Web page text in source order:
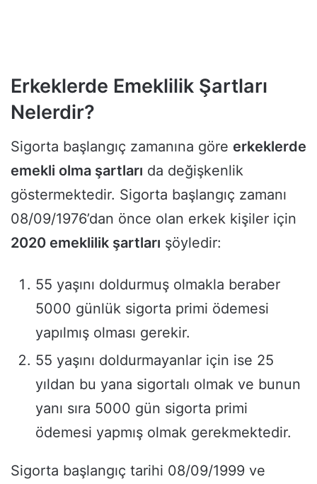
Erkeklerde Emeklilik Şartları
Nelerdir?
Sigorta başlangıç zamanına göre erkeklerde
emekli olma şartları da değişkenlik
göstermektedir. Sigorta başlangıç zamanı
08/09/1976’dan önce olan erkek kişiler için
2020 emeklilik şartları şöyledir:
55 yaşını doldurmuş olmakla beraber
5000 günlük sigorta primi ödemesi
yapılmış olması gerekir.
55 yaşını doldurmayanlar için ise 25
yıldan bu yana sigortalı olmak ve bunun
yanı sıra 5000 gün sigorta primi
ödemesi yapmış olmak gerekmektedir.
Sigorta başlangıç tarihi 08/09/1999 ve